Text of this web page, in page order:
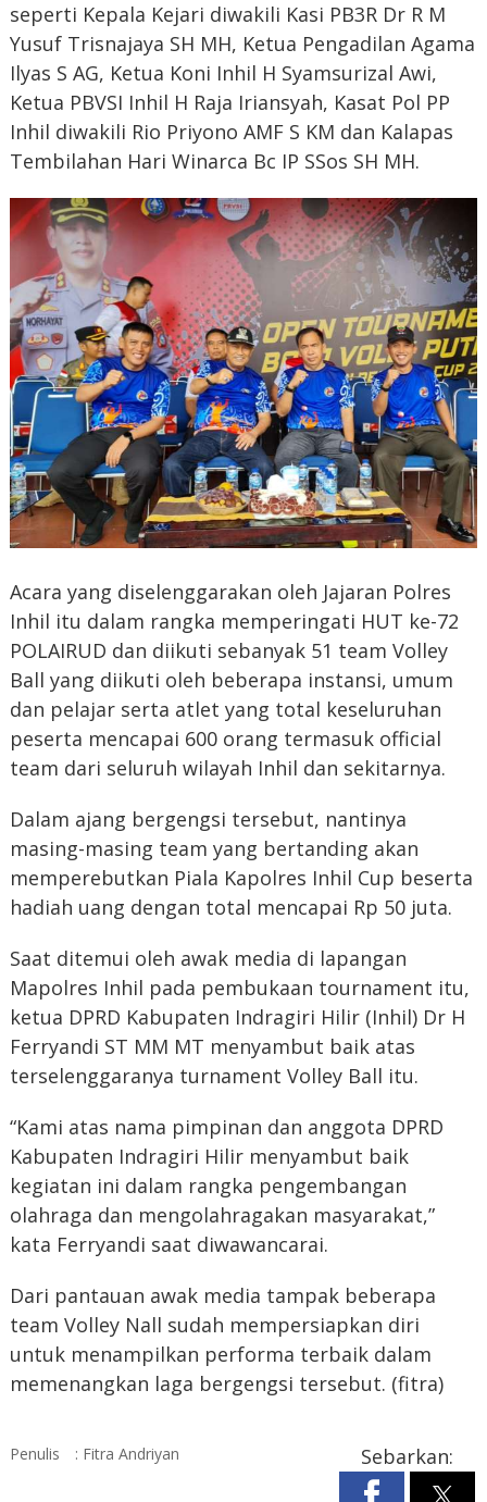
seperti Kepala Kejari diwakili Kasi PB3R Dr R M
Yusuf Trisnajaya SH MH, Ketua Pengadilan Agama
Ilyas S AG, Ketua Koni Inhil H Syamsurizal Awi,
Ketua PBVSI Inhil H Raja Iriansyah, Kasat Pol PP
Inhil diwakili Rio Priyono AMF S KM dan Kalapas
Tembilahan Hari Winarca Bc IP SSos SH MH.
Acara yang diselenggarakan oleh Jajaran Polres
Inhil itu dalam rangka memperingati HUT ke-72
POLAIRUD dan diikuti sebanyak 51 team Volley
Ball yang diikuti oleh beberapa instansi, umum
dan pelajar serta atlet yang total keseluruhan
peserta mencapai 600 orang termasuk official
team dari seluruh wilayah Inhil dan sekitarnya.
Dalam ajang bergengsi tersebut, nantinya
masing-masing team yang bertanding akan
memperebutkan Piala Kapolres Inhil Cup beserta
hadiah uang dengan total mencapai Rp 50 juta.
Saat ditemui oleh awak media di lapangan
Mapolres Inhil pada pembukaan tournament itu,
ketua DPRD Kabupaten Indragiri Hilir (Inhil) Dr H
Ferryandi ST MM MT menyambut baik atas
terselenggaranya turnament Volley Ball itu.
“Kami atas nama pimpinan dan anggota DPRD
Kabupaten Indragiri Hilir menyambut baik
kegiatan ini dalam rangka pengembangan
olahraga dan mengolahragakan masyarakat,”
kata Ferryandi saat diwawancarai.
Dari pantauan awak media tampak beberapa
team Volley Nall sudah mempersiapkan diri
untuk menampilkan performa terbaik dalam
memenangkan laga bergengsi tersebut. (fitra)
Penulis : Fitra Andriyan Sebarkan: